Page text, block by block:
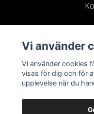
Vi använder
Vi använder cookies
visas för dig och för
upplevelse när du